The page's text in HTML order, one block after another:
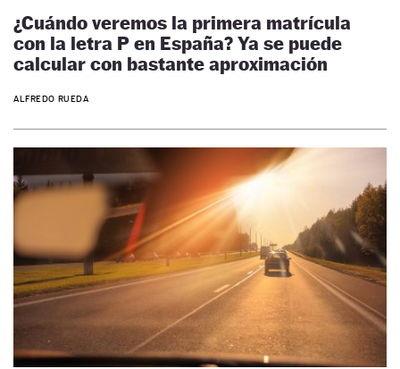
¿Cuándo veremos la primera matrícula
con la letra P en España? Ya se puede
calcular con bastante aproximación
ALFREDO RUEDA